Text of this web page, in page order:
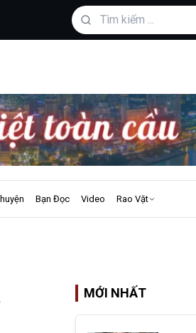
Bạn Đọc Video Rao Vặt
MỚI NHẤT